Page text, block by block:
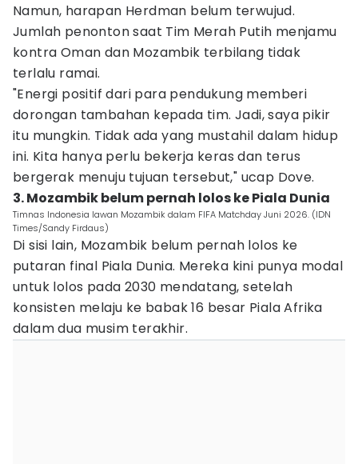
Namun, harapan Herdman belum terwujud.
Jumlah penonton saat Tim Merah Putih menjamu
kontra Oman dan Mozambik terbilang tidak
terlalu ramai.
"Energi positif dari para pendukung memberi
dorongan tambahan kepada tim. Jadi, saya pikir
itu mungkin. Tidak ada yang mustahil dalam hidup
ini. Kita hanya perlu bekerja keras dan terus
bergerak menuju tujuan tersebut," ucap Dove.
3. Mozambik belum pernah lolos ke Piala Dunia
Timnas Indonesia lawan Mozambik dalam FIFA Matchday Juni 2026. (IDN
Times/Sandy Firdaus)
Di sisi lain, Mozambik belum pernah lolos ke
putaran final Piala Dunia. Mereka kini punya modal
untuk lolos pada 2030 mendatang, setelah
konsisten melaju ke babak 16 besar Piala Afrika
dalam dua musim terakhir.